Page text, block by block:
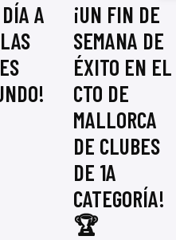
A
¡UN FIN DE
SEMANA DE
ÉXITO EN EL
CTO DE
MALLORCA
DE CLUBES
DE 1A
CATEGORÍA!
🏆